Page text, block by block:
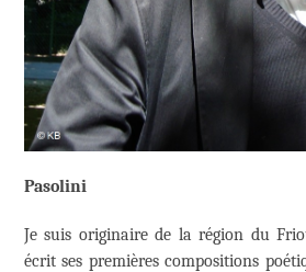
Pasolini
Je suis originaire de la région du
écrit ses premières compositions